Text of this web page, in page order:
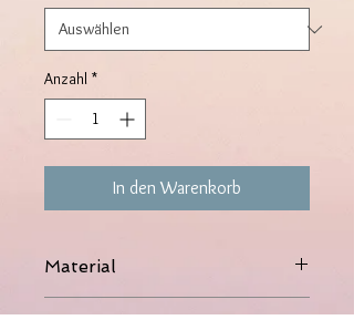
Anzahl *
In den Warenkorb
Material